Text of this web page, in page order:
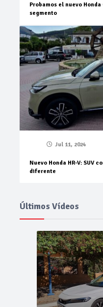
Probamos el nuevo
segmento
Jul 11, 2024
Nuevo Honda HR-V: SUV
diferente
Últimos Vídeos